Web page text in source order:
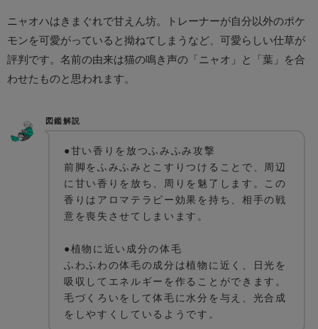
ニャオハはきまぐれで甘えん坊。トレーナーが自分以外のポケ
モンを可愛がっていると拗ねてしまうなど、可愛らしい仕草が
評判です。名前の由来は猫の鳴き声の「ニャオ」と「葉」を合
わせたものと思われます。
図鑑解説
●甘い香りを放つふみふみ攻撃
前脚をふみふみとこすりつけることで、周辺
に甘い香りを放ち、周りを魅了します。この
香りはアロマテラピー効果を持ち、相手の戦
意を喪失させてしまいます。
●植物に近い成分の体毛
ふわふわの体毛の成分は植物に近く、日光を
吸収してエネルギーを作ることができます。
毛づくろいをして体毛に水分を与え、光合成
をしやすくしているようです。